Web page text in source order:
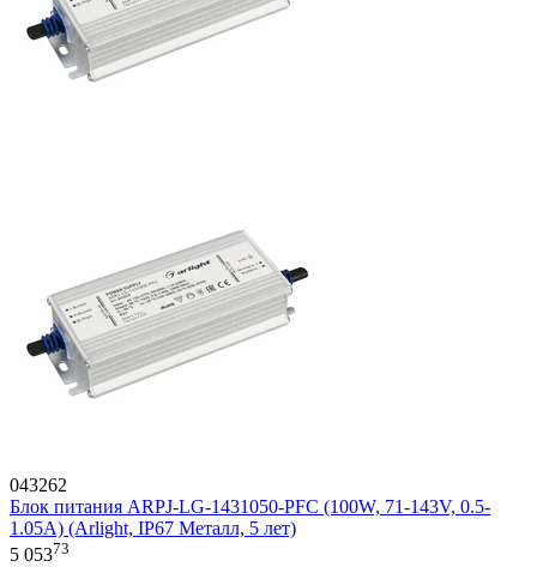
043262
Блок питания ARPJ-LG-1431050-PFC (100W, 71-143V, 0.5-
1.05A) (Arlight, IP67 Металл, 5 лет)
5 05373